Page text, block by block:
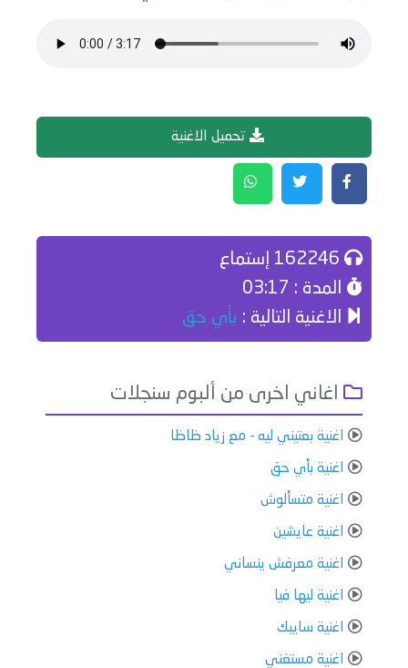
تحميل الاغنية
المدة : 03:17
الاغنية التالية : بأي حق
اغاني اخرى من ألبوم سنجلات
اغنية بعتيني ليه - مع زياد ظاظا
اغنية بأي حق
اغنية متسألوش
اغنية عايشين
اغنية معرفش ينساني
اغنية ليها فيا
اغنية سايبك
اغنية مستغني